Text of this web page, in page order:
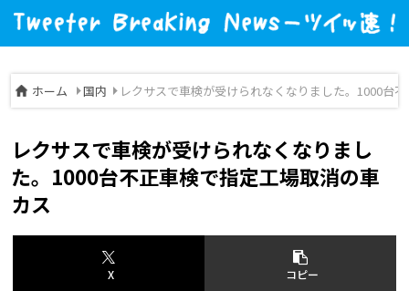
ホーム 国内 レクサスで車検が受けられなくなりました。1000台
レクサスで車検が受けられなくなりまし
た。1000台不正車検で指定工場取消の車
カス
X コピー